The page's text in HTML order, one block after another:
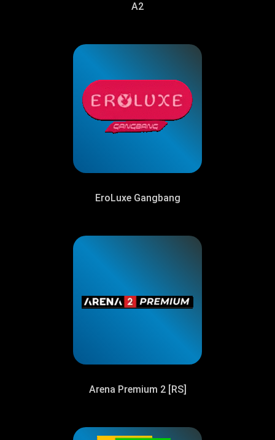
А2
EroLuxe Gangbang
Arena Premium 2 [RS]